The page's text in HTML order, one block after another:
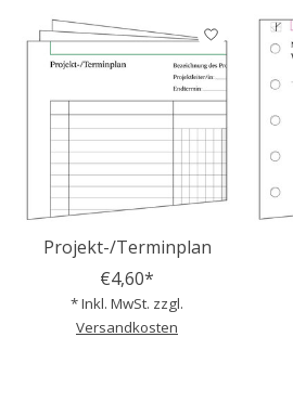
Produkt-Karussell-Artikel
Projekt-/Terminplan
€4,60*
* Inkl. MwSt. zzgl.
Versandkosten